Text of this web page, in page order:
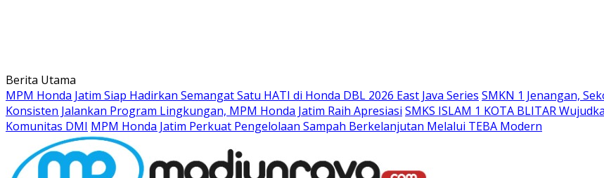
Berita Utama
MPM Honda Jatim Siap Hadirkan Semangat Satu HATI di Honda DBL 2026 East Java Series SMKN 1 Jenangan,
Konsisten Jalankan Program Lingkungan, MPM Honda Jatim Raih Apresiasi SMKS ISLAM 1 KOTA BLITAR
Komunitas DMI MPM Honda Jatim Perkuat Pengelolaan Sampah Berkelanjutan Melalui TEBA Modern